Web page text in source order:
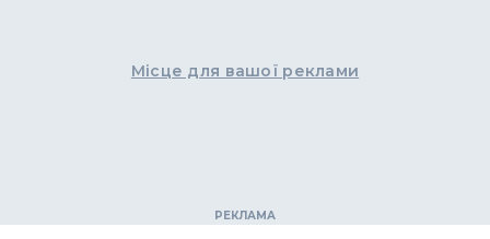
Місце для вашої реклами